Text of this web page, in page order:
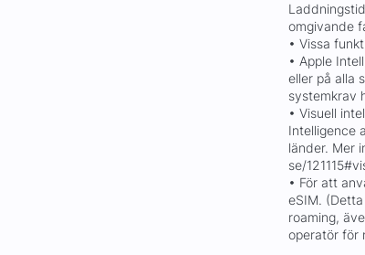
omgivande
• Vissa
• Apple
eller på alla
systemkrav
• Visuell
Intelligence
länder. Mer
se/
• För att
eSIM.
roaming,
operatör för